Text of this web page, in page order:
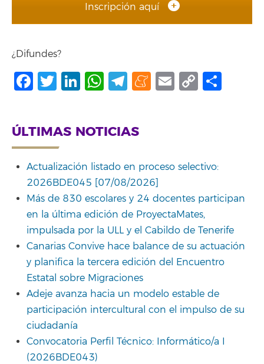
Inscripción aquí
¿Difundes?
Facebook
Twitter
LinkedIn
WhatsApp
Telegram
Meneame
Email
Copy
ÚLTIMAS NOTICIAS
Actualización listado en proceso selectivo:
2026BDE045 [07/08/2026]
Más de 830 escolares y 24 docentes participan
en la última edición de ProyectaMates,
impulsada por la ULL y el Cabildo de Tenerife
Canarias Convive hace balance de su actuación
y planifica la tercera edición del Encuentro
Estatal sobre Migraciones
Adeje avanza hacia un modelo estable de
participación intercultural con el impulso de su
ciudadanía
Convocatoria Perfil Técnico: Informático/a I
(2026BDE043)